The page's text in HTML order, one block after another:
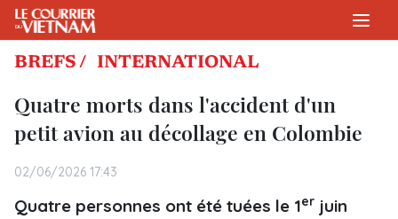
BREFS / INTERNATIONAL
Quatre morts dans l'accident d'un
petit avion au décollage en Colombie
02/06/2026 17:43
Quatre personnes ont été tuées le 1er juin